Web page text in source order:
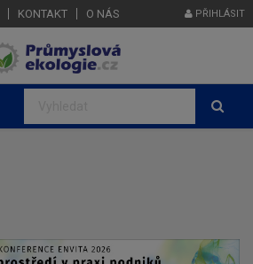
KONTAKT O NÁS PŘIHLÁSIT